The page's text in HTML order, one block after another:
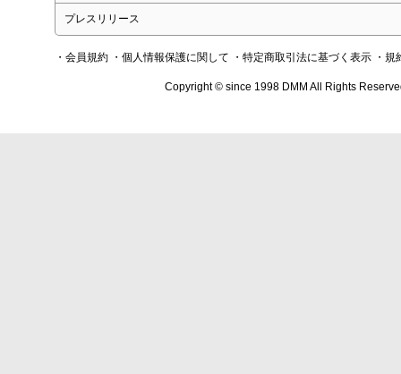
プレスリリース
・会員規約 ・個人情報保護に関して ・特定商取引法に基づく表示 ・規
Copyright © since 1998 DMM All Rights